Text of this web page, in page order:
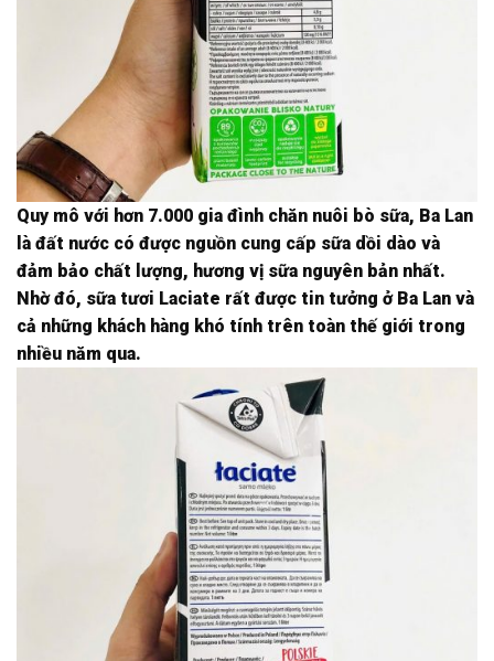
Quy mô với hơn 7.000 gia đình chăn nuôi bò sữa, Ba Lan
là đất nước có được nguồn cung cấp sữa dồi dào và
đảm bảo chất lượng, hương vị sữa nguyên bản nhất.
Nhờ đó, sữa tươi Laciate rất được tin tưởng ở Ba Lan và
cả những khách hàng khó tính trên toàn thế giới trong
nhiều năm qua.